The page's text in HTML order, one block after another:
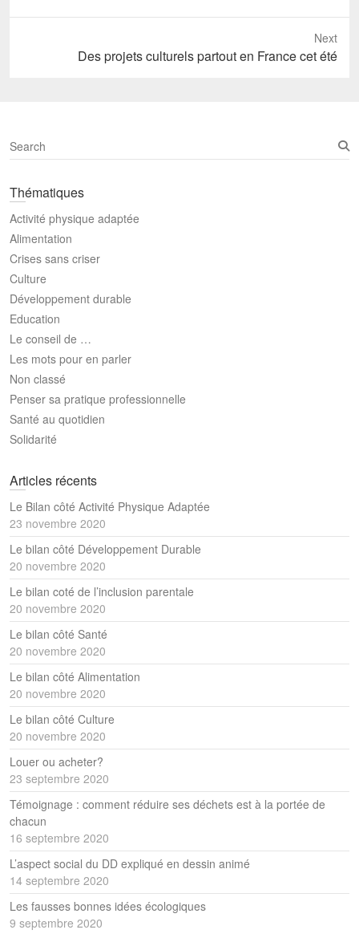
Next
Des projets culturels partout en France cet été
S
e
r
h
Thématiques
Activité physique adaptée
Alimentation
Crises sans criser
Culture
Développement durable
Education
Le conseil de …
Les mots pour en parler
Non classé
Penser sa pratique professionnelle
Santé au quotidien
Solidarité
Articles récents
Le Bilan côté Activité Physique Adaptée
23 novembre 2020
Le bilan côté Développement Durable
20 novembre 2020
Le bilan coté de l’inclusion parentale
20 novembre 2020
Le bilan côté Santé
20 novembre 2020
Le bilan côté Alimentation
20 novembre 2020
Le bilan côté Culture
20 novembre 2020
Louer ou acheter?
23 septembre 2020
Témoignage : comment réduire ses déchets est à la portée de
chacun
16 septembre 2020
L’aspect social du DD expliqué en dessin animé
14 septembre 2020
Les fausses bonnes idées écologiques
9 septembre 2020